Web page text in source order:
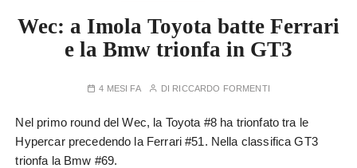
Wec: a Imola Toyota batte Ferrari
e la Bmw trionfa in GT3
4 MESI FA DI RICCARDO FORMENTI
Nel primo round del Wec, la Toyota #8 ha trionfato tra le
Hypercar precedendo la Ferrari #51. Nella classifica GT3
trionfa la Bmw #69.